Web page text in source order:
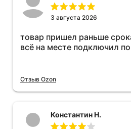
3 августа 2026
товар пришел раньше
всё на месте подключил
Отзыв Ozon
Константин Н.